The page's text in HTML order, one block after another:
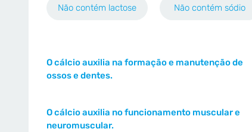
Não contém lactose Não contém sódio
O cálcio auxilia na formação e manutenção de
ossos e dentes.
O cálcio auxilia no funcionamento muscular e
neuromuscular.